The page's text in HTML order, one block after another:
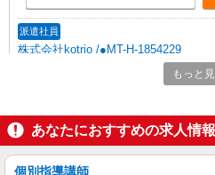
派遣社員
株式会社kotrio /●MT-H-1854229
福祉看護は人生
護STAFF。日払
い・週払いOK/履
富士吉田市
もっと
あなたにおすすめの求人情報
個別指導講師